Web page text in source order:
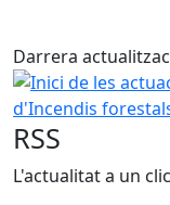
Darrera
Inici de les
RSS
L'actualitat a un clic